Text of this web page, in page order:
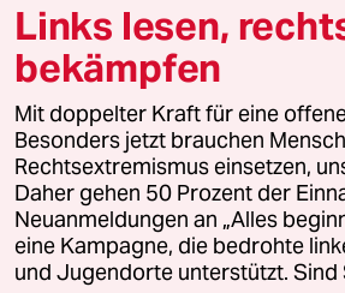
etwas anbrennen ließ.
"Viel vernünftiger, auch
Modernisierung der
Gesellschaft, ist eine
Koalition..."
Auch da würde ich
dass die CDU/CSU das
Spielchen
Gelegenheit entgehen
die Grünen "unter die
Links lesen,
bekämpfen
Mit doppelter Kraft für eine
Besonders jetzt brauchen
Rechtsextremismus einsetzen,
Daher gehen 50 Prozent der
Neuanmeldungen an „Alles
eine Kampagne, die bedrohte
und Jugendorte unterstützt. Sind